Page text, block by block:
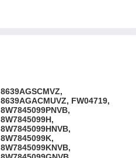
8639AGSCMVZ,
8639AGACMUVZ, FW04719,
8W7845099PNVB,
8W7845099H,
8W7845099HNVB,
8W7845099K,
8W7845099KNVB,